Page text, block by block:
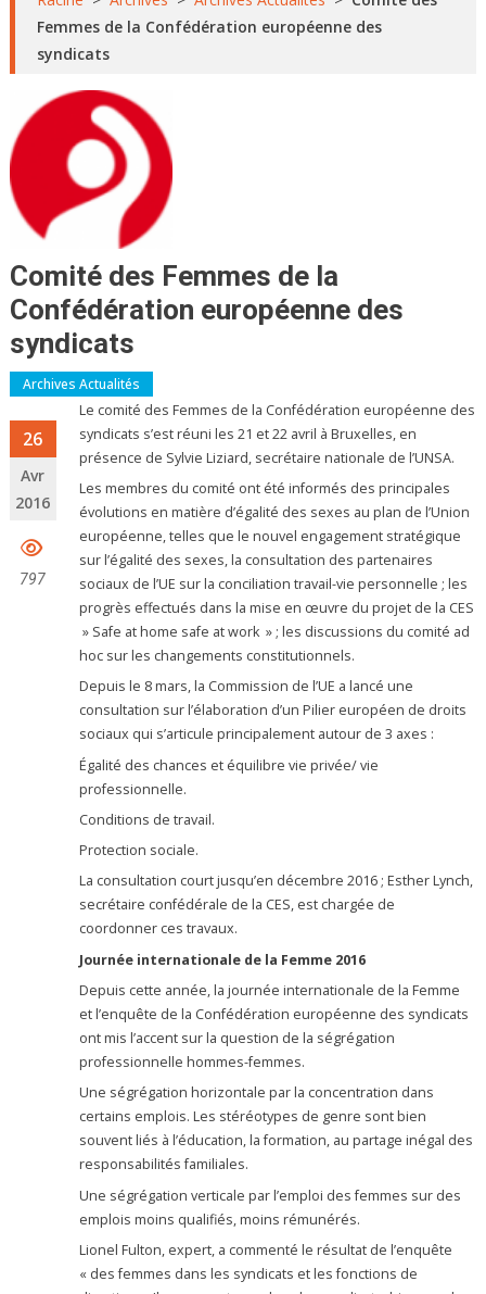
Femmes de la Confédération européenne des
syndicats
Comité des Femmes de la
Confédération européenne des
syndicats
Archives Actualités
26
Avr
2016
797
Le comité des Femmes de la Confédération européenne des
syndicats s’est réuni les 21 et 22 avril à Bruxelles, en
présence de Sylvie Liziard, secrétaire nationale de l’UNSA.
Les membres du comité ont été informés des principales
évolutions en matière d’égalité des sexes au plan de l’Union
européenne, telles que le nouvel engagement stratégique
sur l’égalité des sexes, la consultation des partenaires
sociaux de l’UE sur la conciliation travail-vie personnelle ; les
progrès effectués dans la mise en œuvre du projet de la CES
» Safe at home safe at work » ; les discussions du comité ad
hoc sur les changements constitutionnels.
Depuis le 8 mars, la Commission de l’UE a lancé une
consultation sur l’élaboration d’un Pilier européen de droits
sociaux qui s’articule principalement autour de 3 axes :
Égalité des chances et équilibre vie privée/ vie
professionnelle.
Conditions de travail.
Protection sociale.
La consultation court jusqu’en décembre 2016 ; Esther Lynch,
secrétaire confédérale de la CES, est chargée de
coordonner ces travaux.
Journée internationale de la Femme 2016
Depuis cette année, la journée internationale de la Femme
et l’enquête de la Confédération européenne des syndicats
ont mis l’accent sur la question de la ségrégation
professionnelle hommes-femmes.
Une ségrégation horizontale par la concentration dans
certains emplois. Les stéréotypes de genre sont bien
souvent liés à l’éducation, la formation, au partage inégal des
responsabilités familiales.
Une ségrégation verticale par l’emploi des femmes sur des
emplois moins qualifiés, moins rémunérés.
Lionel Fulton, expert, a commenté le résultat de l’enquête
« des femmes dans les syndicats et les fonctions de